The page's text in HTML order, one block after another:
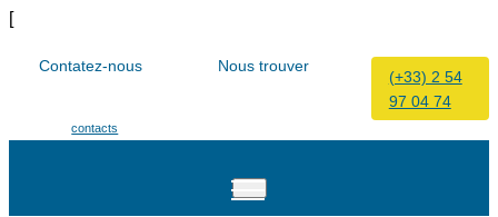
[
Contatez-nous
decontacts
Nous trouver
(+33) 2 54
97 04 74